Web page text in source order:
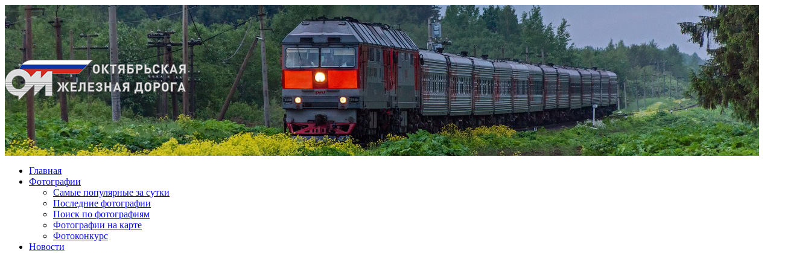
Главная
Фотографии
Cамые популярные за сутки
Последние фотографии
Поиск по фотографиям
Фотографии на карте
Фотоконкурс
Новости